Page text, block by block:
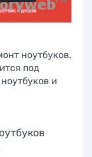
ноутбуков.
под
и